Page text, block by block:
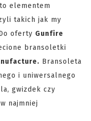
elementem
takich jak my
oferty Gunfire
bransoletki
Bransoleta
i uniwersalnego
gwizdek czy
najmniej